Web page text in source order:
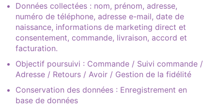
Données collectées : nom, prénom, adresse,
numéro de téléphone, adresse e-mail, date de
naissance, informations de marketing direct et
consentement, commande, livraison, accord et
facturation.
Objectif poursuivi : Commande / Suivi commande /
Adresse / Retours / Avoir / Gestion de la fidélité
Conservation des données : Enregistrement en
base de données